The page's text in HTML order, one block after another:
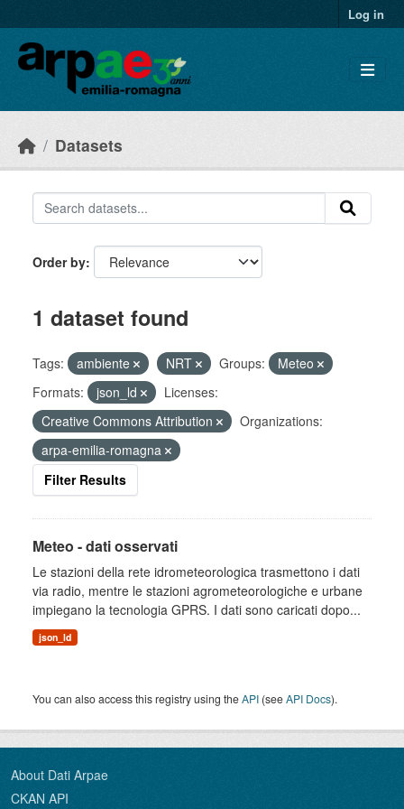
Log in
Datasets
Order by
1 dataset found
Tags: ambiente NRT Groups:
Meteo
Formats:
json_ld
Licenses:
Creative Commons Attribution
Organizations:
arpa-emilia-romagna
Filter Results
Meteo - dati osservati
Le stazioni della rete idrometeorologica trasmettono i dati
via radio, mentre le stazioni agrometeorologiche e urbane
impiegano la tecnologia GPRS. I dati sono caricati dopo...
json_ld
You can also access this registry using theAPI (seeAPI Docs).
About Dati Arpae
CKAN API